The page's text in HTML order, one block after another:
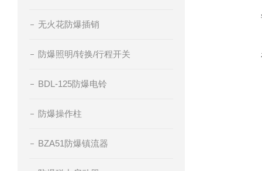
无火花防爆插销
防爆照明/转换/行程开关
BDL-125防爆电铃
防爆操作柱
BZA51防爆镇流器